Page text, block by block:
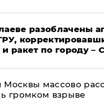
разоблачены
ракет по городу –
массово
громком взрыве